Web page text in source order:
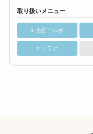
取り扱いメニュー
○ 小顔コルギ
○ リラク